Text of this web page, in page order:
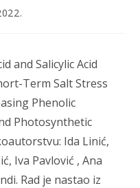
and Salicylic Acid
Term Salt Stress
Phenolic
Photosynthetic
Ida Linić,
Iva Pavlović , Ana
Rad je nastao iz